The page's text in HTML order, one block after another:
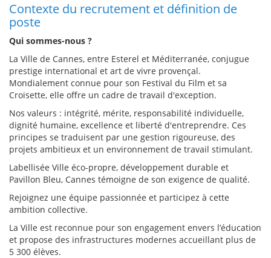
Contexte du recrutement et définition de
poste
Qui sommes-nous ?
La Ville de Cannes, entre Esterel et Méditerranée, conjugue
prestige international et art de vivre provençal.
Mondialement connue pour son Festival du Film et sa
Croisette, elle offre un cadre de travail d'exception.
Nos valeurs : intégrité, mérite, responsabilité individuelle,
dignité humaine, excellence et liberté d'entreprendre. Ces
principes se traduisent par une gestion rigoureuse, des
projets ambitieux et un environnement de travail stimulant.
Labellisée Ville éco-propre, développement durable et
Pavillon Bleu, Cannes témoigne de son exigence de qualité.
Rejoignez une équipe passionnée et participez à cette
ambition collective.
La Ville est reconnue pour son engagement envers l’éducation
et propose des infrastructures modernes accueillant plus de
5 300 élèves.